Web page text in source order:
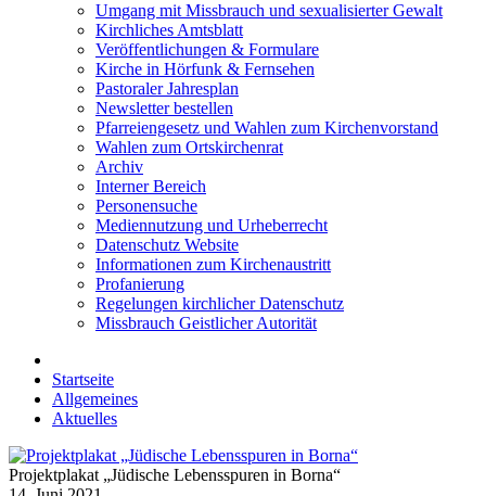
Umgang mit Missbrauch und sexualisierter Gewalt
Kirchliches Amtsblatt
Veröffentlichungen & Formulare
Kirche in Hörfunk & Fernsehen
Pastoraler Jahresplan
Newsletter bestellen
Pfarreiengesetz und Wahlen zum Kirchenvorstand
Wahlen zum Ortskirchenrat
Archiv
Interner Bereich
Personensuche
Mediennutzung und Urheberrecht
Datenschutz Website
Informationen zum Kirchenaustritt
Profanierung
Regelungen kirchlicher Datenschutz
Missbrauch Geistlicher Autorität
Startseite
Allgemeines
Aktuelles
Projektplakat „Jüdische Lebensspuren in Borna“